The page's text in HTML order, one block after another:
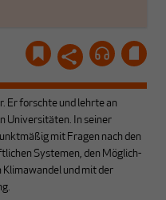
Er forschte und lehrte an
Universitäten. In seiner
mit Fragen nach den
Systemen, den Möglich­
und mit der